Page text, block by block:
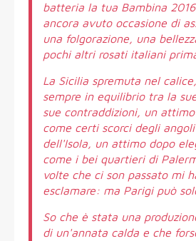
batteria la tua Bambina
ancora avuto occasione di
una folgorazione, una
pochi altri rosati italiani
La Sicilia spremuta nel
sempre in equilibrio tra la
sue contraddizioni, un
come certi scorci degli
dell'Isola, un attimo dopo
come i bei quartieri di
volte che ci son passato mi
esclamare: ma Parigi può
So che è stata una
di un'annata calda e che